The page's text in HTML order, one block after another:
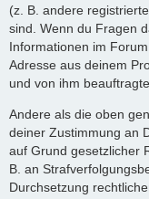
(z. B. andere
sind. Wenn du Fragen
Informationen im
Adresse aus deinem
und von ihm
Andere als die oben
deiner Zustimmung an
auf Grund gesetzlicher
B. an
Durchsetzung